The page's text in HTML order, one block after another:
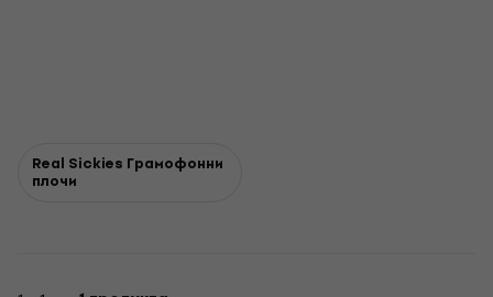
Real Sickies Грамофонни
плочи